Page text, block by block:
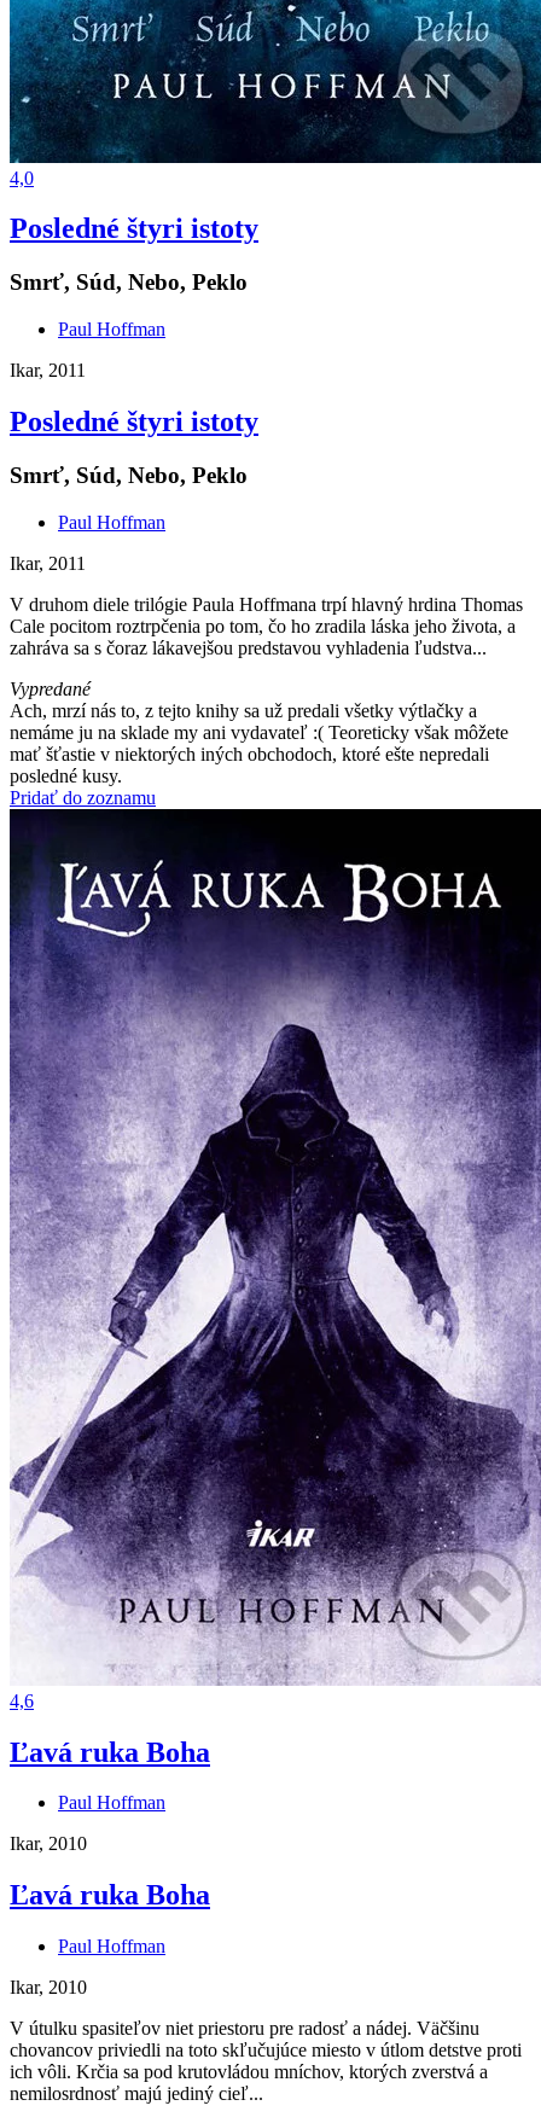
4,0
Posledné štyri istoty
Smrť, Súd, Nebo, Peklo
Paul Hoffman
Ikar, 2011
Posledné štyri istoty
Smrť, Súd, Nebo, Peklo
Paul Hoffman
Ikar, 2011
V druhom diele trilógie Paula Hoffmana trpí hlavný hrdina Thomas
Cale pocitom roztrpčenia po tom, čo ho zradila láska jeho života, a
zahráva sa s čoraz lákavejšou predstavou vyhladenia ľudstva...
Vypredané
Ach, mrzí nás to, z tejto knihy sa už predali všetky výtlačky a
nemáme ju na sklade my ani vydavateľ :( Teoreticky však môžete
mať šťastie v niektorých iných obchodoch, ktoré ešte nepredali
posledné kusy.
Pridať do zoznamu
4,6
Ľavá ruka Boha
Paul Hoffman
Ikar, 2010
Ľavá ruka Boha
Paul Hoffman
Ikar, 2010
V útulku spasiteľov niet priestoru pre radosť a nádej. Väčšinu
chovancov priviedli na toto skľučujúce miesto v útlom detstve proti
ich vôli. Krčia sa pod krutovládou mníchov, ktorých zverstvá a
nemilosrdnosť majú jediný cieľ...